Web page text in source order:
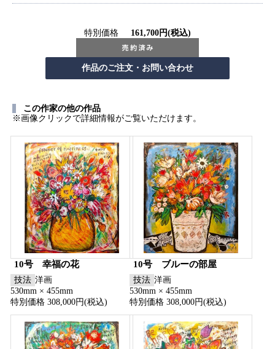
特別価格 161,700円(税込)
この作家の他の作品
※画像クリックで詳細情報がご覧いただけます。
10号 幸福の花
技法 洋画
530mm × 455mm
特別価格 308,000円(税込)
10号 ブルーの部屋
技法 洋画
530mm × 455mm
特別価格 308,000円(税込)